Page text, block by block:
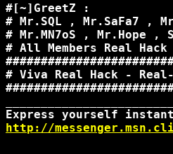
#[~]GreetZ :
# Mr.SQL , Mr.SaFa7 ,
# Mr.MN7oS ,
# All Members
# Viva Real Hack
http://